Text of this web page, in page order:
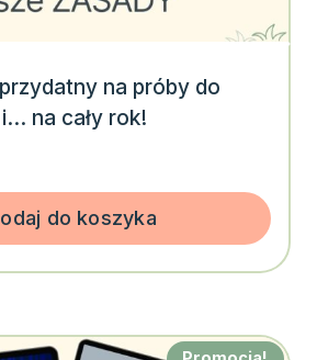
na próby do
na cały rok!
do koszyka